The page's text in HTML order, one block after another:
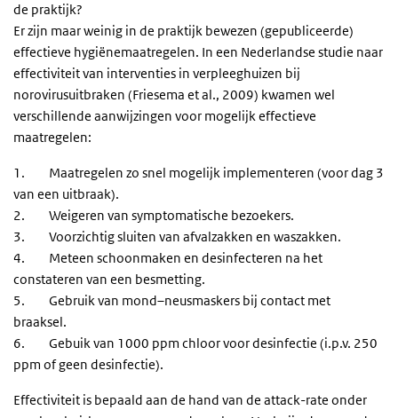
de praktijk?
Er zijn maar weinig in de praktijk bewezen (gepubliceerde)
effectieve hygiënemaatregelen. In een Nederlandse studie naar
effectiviteit van interventies in verpleeghuizen bij
norovirusuitbraken (Friesema et al., 2009) kwamen wel
verschillende aanwijzingen voor mogelijk effectieve
maatregelen:
1. Maatregelen zo snel mogelijk implementeren (voor dag 3
van een uitbraak).
2. Weigeren van symptomatische bezoekers.
3. Voorzichtig sluiten van afvalzakken en waszakken.
4. Meteen schoonmaken en desinfecteren na het
constateren van een besmetting.
5. Gebruik van mond–neusmaskers bij contact met
braaksel.
6. Gebuik van 1000 ppm chloor voor desinfectie (i.p.v. 250
ppm of geen desinfectie).
Effectiviteit is bepaald aan de hand van de attack-rate onder